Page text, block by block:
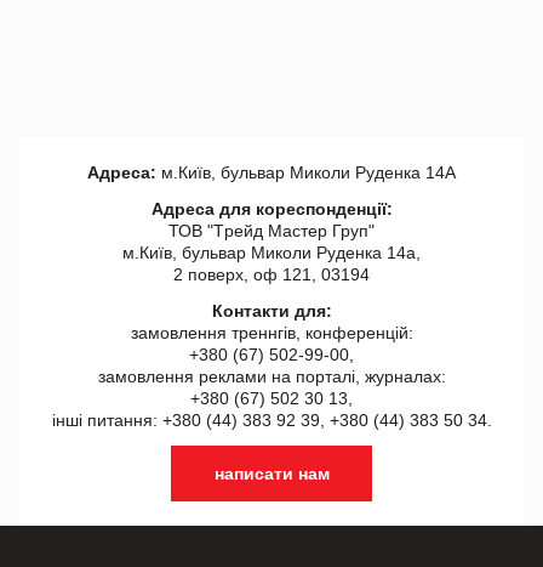
Адреса: м.Київ, бульвар Миколи Руденка 14А
Адреса для кореспонденції:
ТОВ "Tрейд Мастер Груп"
м.Київ, бульвар Миколи Руденка 14а,
2 поверх, оф 121, 03194
Контакти для:
замовлення треннгів, конференцій:
+380 (67) 502-99-00,
замовлення реклами на порталі, журналах:
+380 (67) 502 30 13,
інші питання: +380 (44) 383 92 39, +380 (44) 383 50 34.
написати нам